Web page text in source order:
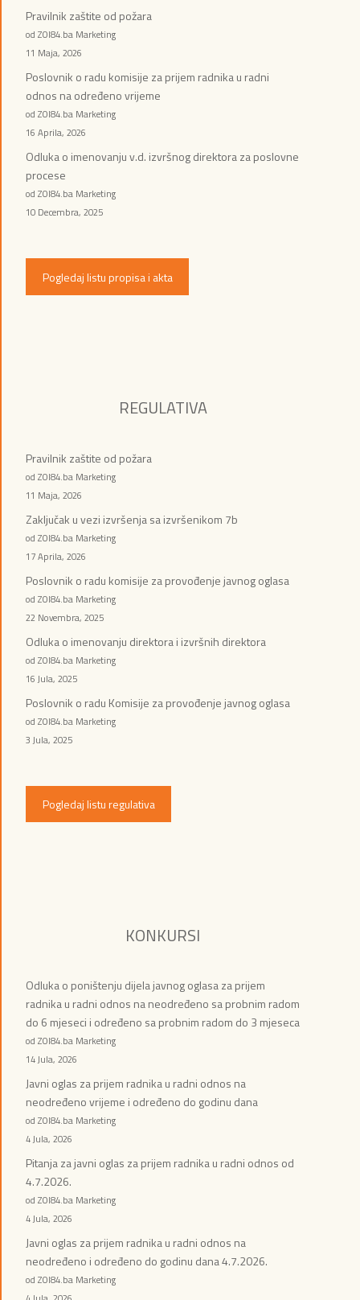
Pravilnik zaštite od požara
od ZOI84.ba Marketing
11 Maja, 2026
Poslovnik o radu komisije za prijem radnika u radni
odnos na određeno vrijeme
od ZOI84.ba Marketing
16 Aprila, 2026
Odluka o imenovanju v.d. izvršnog direktora za poslovne
procese
od ZOI84.ba Marketing
10 Decembra, 2025
Pogledaj listu propisa i akta
REGULATIVA
Pravilnik zaštite od požara
od ZOI84.ba Marketing
11 Maja, 2026
Zaključak u vezi izvršenja sa izvršenikom 7b
od ZOI84.ba Marketing
17 Aprila, 2026
Poslovnik o radu komisije za provođenje javnog oglasa
od ZOI84.ba Marketing
22 Novembra, 2025
Odluka o imenovanju direktora i izvršnih direktora
od ZOI84.ba Marketing
16 Jula, 2025
Poslovnik o radu Komisije za provođenje javnog oglasa
od ZOI84.ba Marketing
3 Jula, 2025
Pogledaj listu regulativa
KONKURSI
Odluka o poništenju dijela javnog oglasa za prijem
radnika u radni odnos na neodređeno sa probnim radom
do 6 mjeseci i određeno sa probnim radom do 3 mjeseca
od ZOI84.ba Marketing
14 Jula, 2026
Javni oglas za prijem radnika u radni odnos na
neodređeno vrijeme i određeno do godinu dana
od ZOI84.ba Marketing
4 Jula, 2026
Pitanja za javni oglas za prijem radnika u radni odnos od
4.7.2026.
od ZOI84.ba Marketing
4 Jula, 2026
Javni oglas za prijem radnika u radni odnos na
neodređeno i određeno do godinu dana 4.7.2026.
od ZOI84.ba Marketing